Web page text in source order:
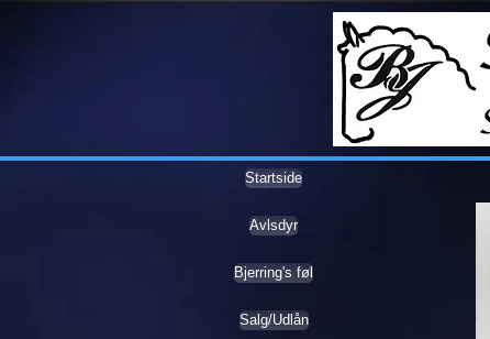
Startside
Avlsdyr
Bjerring's føl
Salg/Udlån